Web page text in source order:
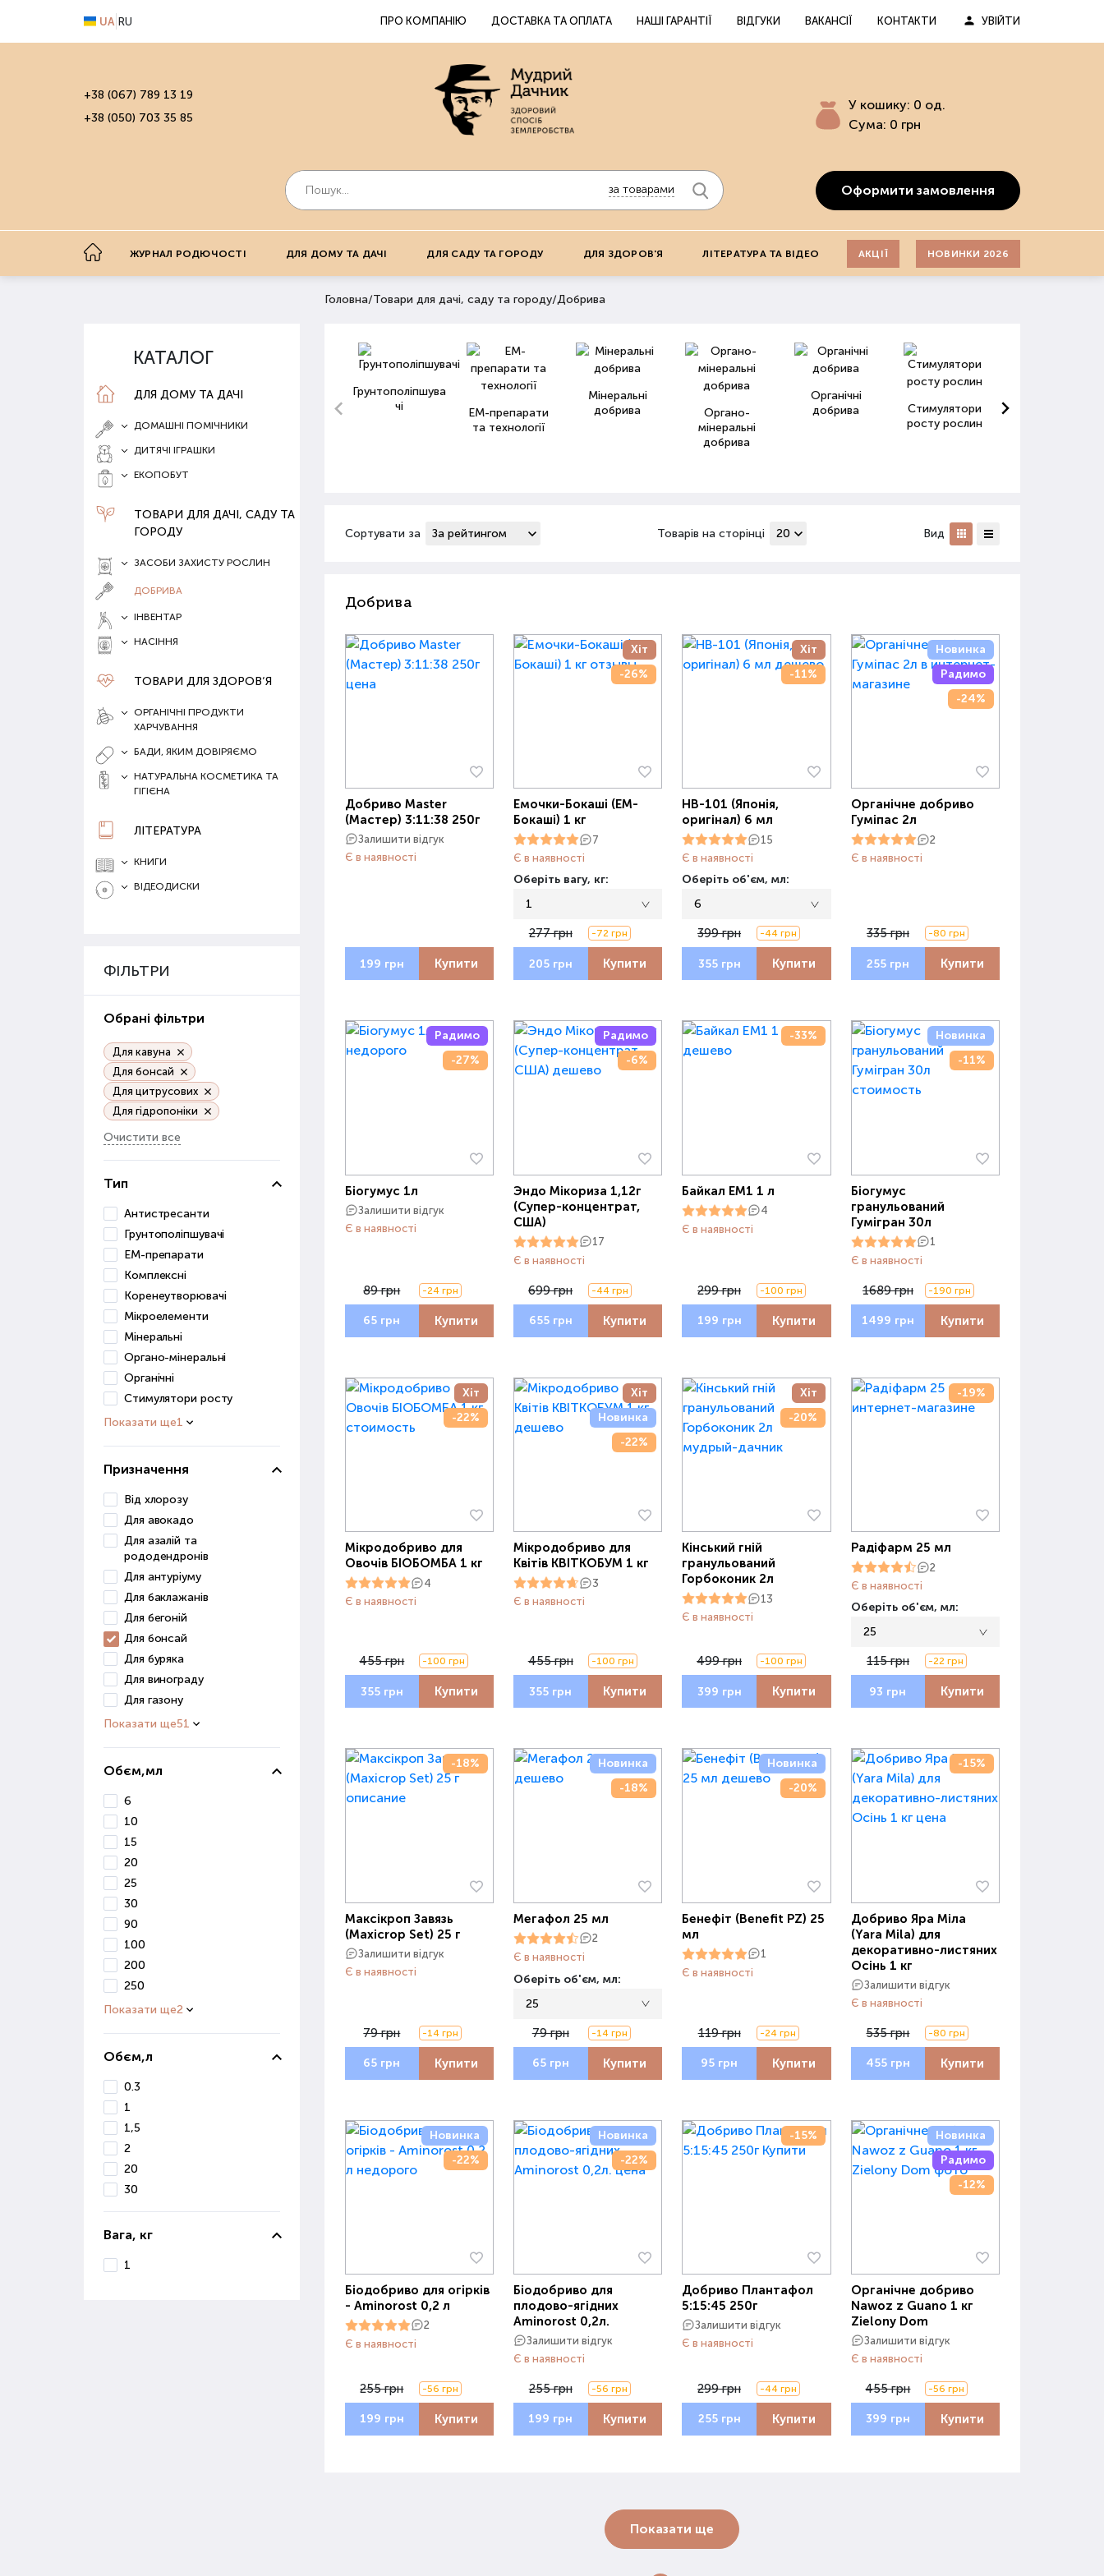
UA RU ПРО КОМПАНІЮ ДОСТАВКА ТА ОПЛАТА НАШІ ГАРАНТІЇ ВІДГУКИ ВАКАНСІЇ КОНТАКТИ УВІЙТИ
+38 (067) 789 13 19
+38 (050) 703 35 85
за товарами
У кошику: 0 од.
Сума: 0 грн
Оформити замовлення
ЖУРНАЛ РОДЮЧОСТІ ДЛЯ ДОМУ ТА ДАЧІ ДЛЯ САДУ ТА ГОРОДУ ДЛЯ ЗДОРОВ'Я ЛІТЕРАТУРА ТА ВІДЕО АКЦІЇ НОВИНКИ 2026
КАТАЛОГ
ДЛЯ ДОМУ ТА ДАЧІ
ДОМАШНІ ПОМІЧНИКИ
ДИТЯЧІ ІГРАШКИ
ЕКОПОБУТ
ТОВАРИ ДЛЯ ДАЧІ, САДУ ТА
ГОРОДУ
ЗАСОБИ ЗАХИСТУ РОСЛИН
ДОБРИВА
ІНВЕНТАР
НАСІННЯ
ТОВАРИ ДЛЯ ЗДОРОВ‘Я
ОРГАНІЧНІ ПРОДУКТИ
ХАРЧУВАННЯ
БАДИ, ЯКИМ ДОВІРЯЄМО
НАТУРАЛЬНА КОСМЕТИКА ТА
ГІГІЄНА
ЛІТЕРАТУРА
КНИГИ
ВІДЕОДИСКИ
ФІЛЬТРИ
Обрані фільтри
Для кавуна
Для бонсай
Для цитрусових
Для гідропоніки
Очистити все
Тип
Антистресанти
Грунтополіпшувачі
ЕМ-препарати
Комплексні
Коренеутворювачі
Мікроелементи
Мінеральні
Органо-мінеральні
Органічні
Стимулятори росту
Показати ще1
Призначення
Від хлорозу
Для авокадо
Для азалій та
рододендронів
Для антуріуму
Для баклажанів
Для бегоній
Для бонсай
Для буряка
Для винограду
Для газону
Показати ще51
Обєм,мл
6
10
15
20
25
30
90
100
200
250
Показати ще2
Обєм,л
0.3
1
1,5
2
20
30
Вага, кг
1
Головна/Товари для дачі, саду та городу/Добрива
Грунтополіпшува
чі
ЕМ-препарати
та технології
Мінеральні
добрива
Органо-
мінеральні
добрива
Органічні
добрива
Стимулятори
росту рослин
Сортувати за Товарів на сторінці Вид
Добрива
Добриво Master
(Мастер) 3:11:38 250г
Залишити відгук
Є в наявності
199 грн Купити
Хіт
-26%
Емочки-Бокаші (ЕМ-
Бокаші) 1 кг
7
Є в наявності
Оберіть вагу, кг:
1
277 грн -72 грн
205 грн Купити
Хіт
-11%
НВ-101 (Японія,
оригінал) 6 мл
15
Є в наявності
Оберіть об'єм, мл:
6
399 грн -44 грн
355 грн Купити
Новинка
Радимо
-24%
Органічне добриво
Гуміпас 2л
2
Є в наявності
335 грн -80 грн
255 грн Купити
Радимо
-27%
Біогумус 1л
Залишити відгук
Є в наявності
89 грн -24 грн
65 грн Купити
Радимо
-6%
Эндо Мікориза 1,12г
(Супер-концентрат,
США)
17
Є в наявності
699 грн -44 грн
655 грн Купити
-33%
Байкал ЕМ1 1 л
4
Є в наявності
299 грн -100 грн
199 грн Купити
Новинка
-11%
Біогумус
гранульований
Гумігран 30л
1
Є в наявності
1689 грн -190 грн
1499 грн Купити
Хіт
-22%
Мікродобриво для
Овочів БІОБОМБА 1 кг
4
Є в наявності
455 грн -100 грн
355 грн Купити
Хіт
Новинка
-22%
Мікродобриво для
Квітів КВІТКОБУМ 1 кг
3
Є в наявності
455 грн -100 грн
355 грн Купити
Хіт
-20%
Кінський гній
гранульований
Горбоконик 2л
13
Є в наявності
499 грн -100 грн
399 грн Купити
-19%
Радіфарм 25 мл
2
Є в наявності
Оберіть об'єм, мл:
25
115 грн -22 грн
93 грн Купити
-18%
Максікроп Завязь
(Maxicrop Set) 25 г
Залишити відгук
Є в наявності
79 грн -14 грн
65 грн Купити
Новинка
-18%
Мегафол 25 мл
2
Є в наявності
Оберіть об'єм, мл:
25
79 грн -14 грн
65 грн Купити
Новинка
-20%
Бенефіт (Benefit PZ) 25
мл
1
Є в наявності
119 грн -24 грн
95 грн Купити
-15%
Добриво Яра Міла
(Yara Mila) для
декоративно-листяних
Осінь 1 кг
Залишити відгук
Є в наявності
535 грн -80 грн
455 грн Купити
Новинка
-22%
Біодобриво для огірків
- Aminorost 0,2 л
2
Є в наявності
255 грн -56 грн
199 грн Купити
Новинка
-22%
Біодобриво для
плодово-ягідних
Aminorost 0,2л.
Залишити відгук
Є в наявності
255 грн -56 грн
199 грн Купити
-15%
Добриво Плантафол
5:15:45 250г
Залишити відгук
Є в наявності
299 грн -44 грн
255 грн Купити
Новинка
Радимо
-12%
Органічне добриво
Nawoz z Guano 1 кг
Zielony Dom
Залишити відгук
Є в наявності
455 грн -56 грн
399 грн Купити
Показати ще